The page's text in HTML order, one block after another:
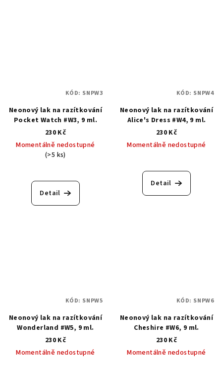
Neonový lak na razítkování
Pocket Watch #W3, 9 ml.
230 Kč
Momentálně nedostupné
(>5 ks)
Detail
KÓD: SNPW3
Neonový lak na razítkování
Alice's Dress #W4, 9 ml.
230 Kč
Momentálně nedostupné
Detail
KÓD: SNPW4
Neonový lak na razítkování
Wonderland #W5, 9 ml.
230 Kč
Momentálně nedostupné
KÓD: SNPW5
Neonový lak na razítkování
Cheshire #W6, 9 ml.
230 Kč
Momentálně nedostupné
KÓD: SNPW6